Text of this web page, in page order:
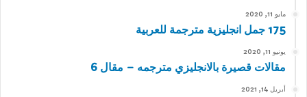
مايو 11, 2020
175 جمل انجليزية مترجمة للعربية
يونيو 11, 2020
مقالات قصيرة بالانجليزي مترجمه – مقال 6
أبريل 14, 2021